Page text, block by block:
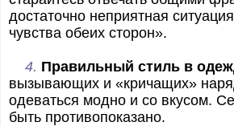
достаточно неприятная
чувства обеих сторон».
4. Правильный стиль в
вызывающих и «кричащих»
одеваться модно и со вкусом.
быть противопоказано.